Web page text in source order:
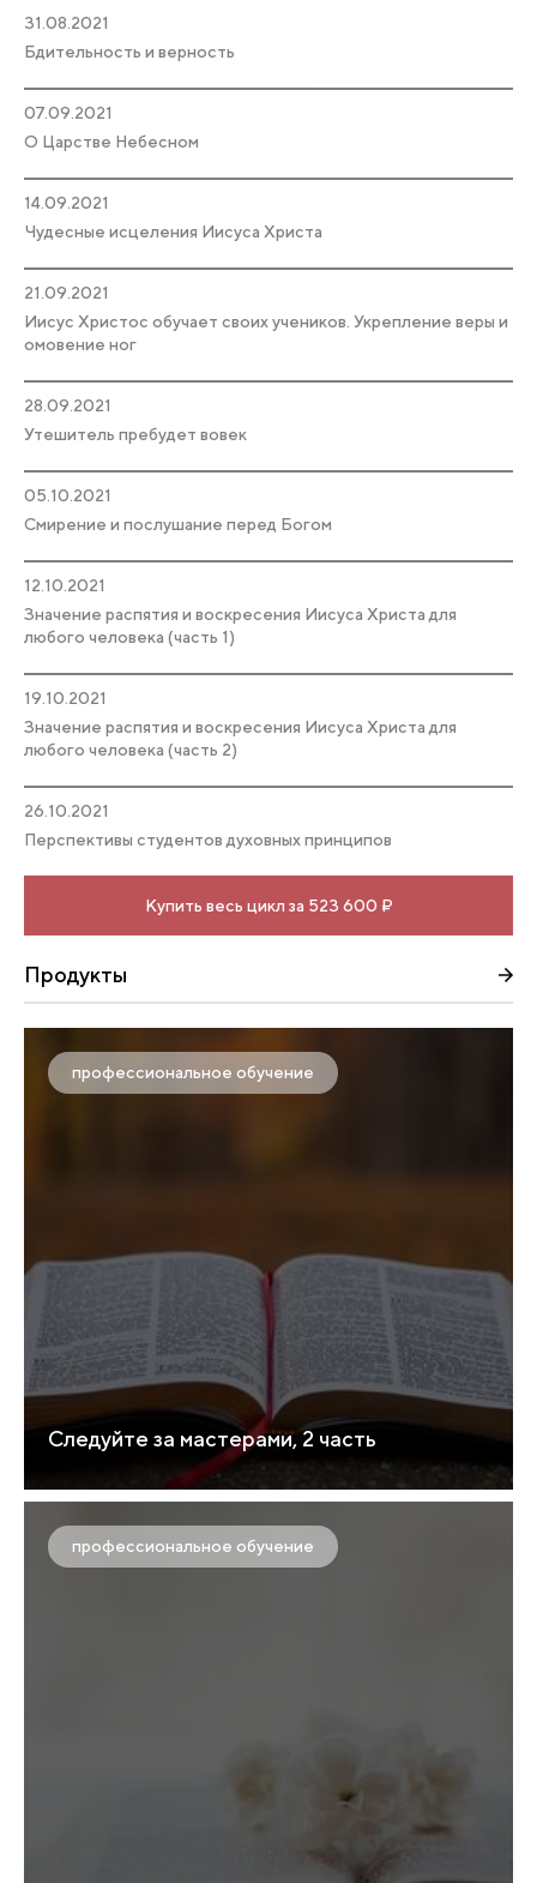
31.08.2021
Бдительность и верность
07.09.2021
О Царстве Небесном
14.09.2021
Чудесные исцеления Иисуса Христа
21.09.2021
Иисус Христос обучает своих учеников. Укрепление веры и
омовение ног
28.09.2021
Утешитель пребудет вовек
05.10.2021
Смирение и послушание перед Богом
12.10.2021
Значение распятия и воскресения Иисуса Христа для
любого человека (часть 1)
19.10.2021
Значение распятия и воскресения Иисуса Христа для
любого человека (часть 2)
26.10.2021
Перспективы студентов духовных принципов
Купить весь цикл за 523 600 ₽
Продукты
профессиональное обучение
Следуйте за мастерами, 2 часть
профессиональное обучение